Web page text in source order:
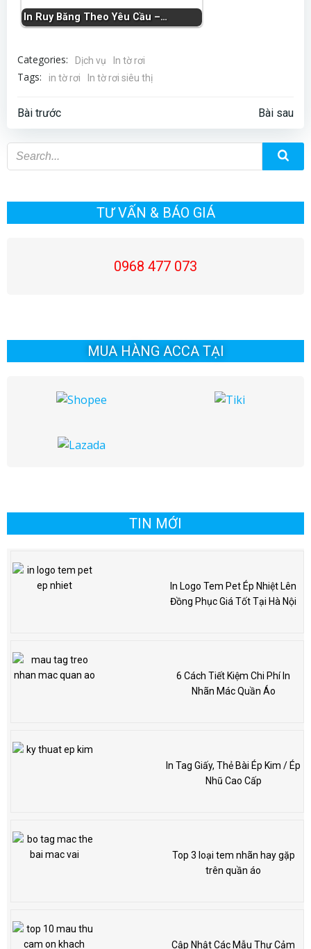
In Ruy Băng Theo Yêu Cầu –…
Categories: Dịch vụ In tờ rơi
Tags: in tờ rơi In tờ rơi siêu thị
Điều
hướng
viết
Bài trước
Điều
hướng
viết
Bài sau
TƯ VẤN & BÁO GIÁ
0968 477 073
MUA HÀNG ACCA TẠI
TIN MỚI
In Logo Tem Pet Ép Nhiệt Lên
Đồng Phục Giá Tốt Tại Hà Nội
6 Cách Tiết Kiệm Chi Phí In
Nhãn Mác Quần Áo
In Tag Giấy, Thẻ Bài Ép Kim / Ép
Nhũ Cao Cấp
Top 3 loại tem nhãn hay gặp
trên quần áo
Cập Nhật Các Mẫu Thư Cảm